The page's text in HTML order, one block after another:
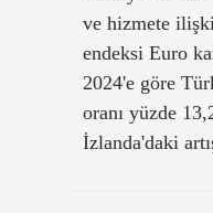
ve hizmete
endeksi Euro
2024'e göre
oranı yüzde
İzlanda'daki